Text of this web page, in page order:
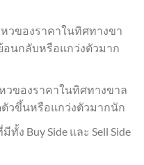
หวของราคาในทิศทางขา
อนกลับหรือแกว่งตัวมาก
หวของราคาในทิศทางขาล
ตัวขึ้นหรือแกว่งตัวมากนัก
ทั้ง Buy Side และ Sell Side